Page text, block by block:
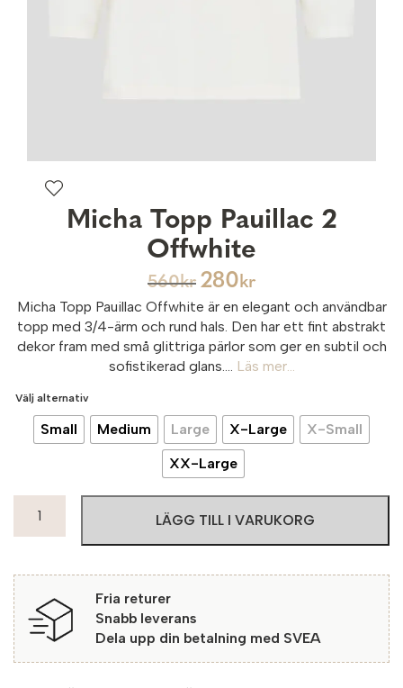
Micha Topp Pauillac 2
Offwhite
560kr 280 kr
Micha Topp Pauillac Offwhite är en elegant och användbar
topp med 3/4-ärm och rund hals. Den har ett fint abstrakt
dekor fram med små glittriga pärlor som ger en subtil och
sofistikerad glans....
Läs mer...
Välj alternativ
Small Medium Large X-Large
X-Small
XX-Large
Topp
Offwhite
mängd
LÄGG TILL I VARUKORG
Fria returer
Snabb leverans
Dela upp din betalning med SVEA